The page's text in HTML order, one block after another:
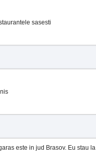
sasesti
este in jud Brasov. Eu stau la